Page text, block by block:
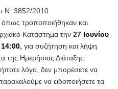
Ν. 3852/2010
τροποποιήθηκαν και
Κατάστημα την 27 Ιουνίου
, για συζήτηση και λήψη
Ημερήσιας Διάταξης.
λόγο, δεν μπορέσετε να
να ειδοποιήσετε τα